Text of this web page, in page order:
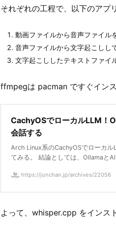
それぞれの工程で、以下のアプ
動画ファイルから音声ファイル
音声ファイルから文字起こし
文字起こししたテキストファイ
ffmpegは pacman ですぐイン
CachyOSでローカルLLM！
会話する
Arch Linux系のCachyOSでローカル
てみる。 結論としては、Ollamaと
https://junchan.jp/archives/22056
よって、whisper.cpp をインス